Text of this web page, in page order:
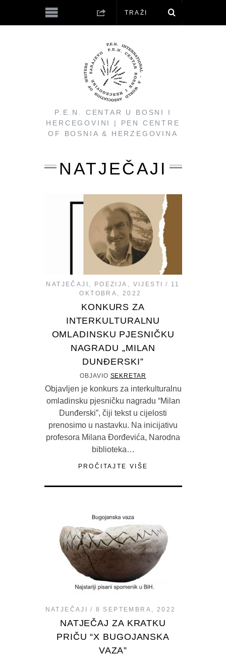
P.E.N. CENTAR U BOSNI I
HERCEGOVINI | PEN CENTRE
OF BOSNIA & HERZEGOVINA
NATJEČAJI
NATJEČAJI , POEZIJA , VIJESTI
11
OKTOBRA, 2022
KONKURS ZA
INTERKULTURALNU
OMLADINSKU PJESNIČKU
NAGRADU „MILAN
DUNĐERSKI”
OBJAVIO SEKRETAR
Objavljen je konkurs za interkulturalnu
omladinsku pjesničku nagradu “Milan
Dunđerski”, čiji tekst u cijelosti
prenosimo u nastavku. Na inicijativu
profesora Milana Đorđevića, Narodna
biblioteka…
PROČITAJTE VIŠE
NATJEČAJI 8 SEPTEMBRA, 2022
NATJEČAJ ZA KRATKU
PRIČU “X BUGOJANSKA
VAZA”